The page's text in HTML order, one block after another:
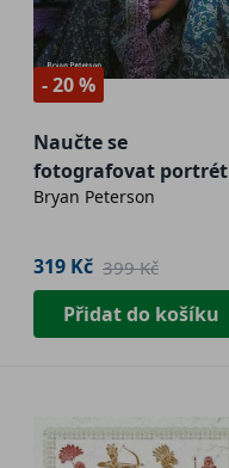
- 20 %
Naučte se
fotografovat portrét
kreativně
Bryan Peterson
319 Kč 399 Kč
Přidat do košíku